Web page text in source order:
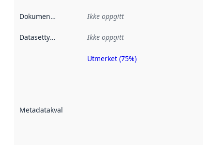
Dokumentasjon Ikke oppgitt
Datasettype Ikke oppgitt
Metadatakvalitet
Metadatakvalitet
Utmerket (75%)